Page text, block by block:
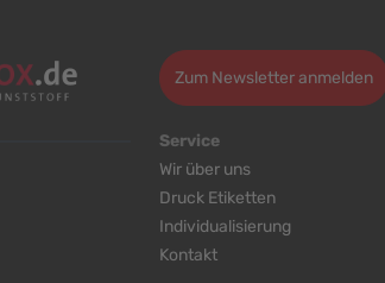
Zum Newsletter anmelden
Service
Wir über uns
Druck Etiketten
Individualisierung
Kontakt